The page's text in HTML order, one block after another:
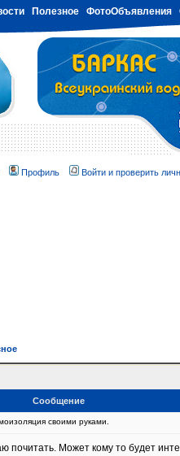
Полезное ФотоОбъявления
Профиль Войти и проверить
Сообщение
своими руками.
почитать. Может кому то будет